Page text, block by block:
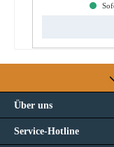
Über uns
Service-Hotline